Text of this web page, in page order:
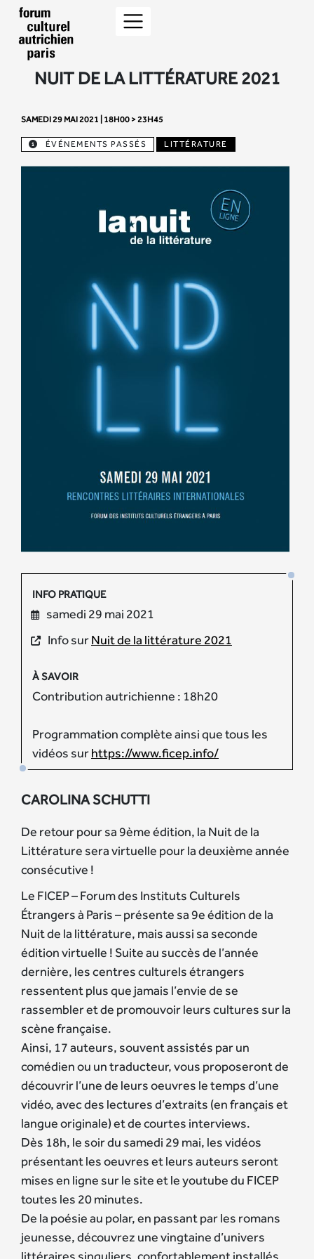
NUIT DE LA LITTÉRATURE 2021
SAMEDI 29 MAI 2021 | 18H00 > 23H45
ÉVÉNEMENTS PASSÉS LITTÉRATURE
INFO PRATIQUE
samedi 29 mai 2021
Info surNuit de la littérature 2021
À SAVOIR
Contribution autrichienne : 18h20
Programmation complète ainsi que tous les
vidéos surhttps://www.ficep.info/
CAROLINA SCHUTTI
De retour pour sa 9ème édition, la Nuit de la
Littérature sera virtuelle pour la deuxième année
consécutive !
Le FICEP – Forum des Instituts Culturels
Étrangers à Paris – présente sa 9e édition de la
Nuit de la littérature, mais aussi sa seconde
édition virtuelle ! Suite au succès de l’année
dernière, les centres culturels étrangers
ressentent plus que jamais l’envie de se
rassembler et de promouvoir leurs cultures sur la
scène française.
Ainsi, 17 auteurs, souvent assistés par un
comédien ou un traducteur, vous proposeront de
découvrir l’une de leurs oeuvres le temps d’une
vidéo, avec des lectures d’extraits (en français et
langue originale) et de courtes interviews.
Dès 18h, le soir du samedi 29 mai, les vidéos
présentant les oeuvres et leurs auteurs seront
mises en ligne sur le site et le youtube du FICEP
toutes les 20 minutes.
De la poésie au polar, en passant par les romans
jeunesse, découvrez une vingtaine d’univers
littéraires singuliers, confortablement installés